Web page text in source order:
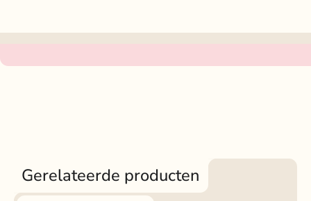
Gerelateerde producten